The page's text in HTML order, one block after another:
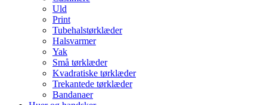
Uld
Print
Tubehalstørklæder
Halsvarmer
Yak
Små tørklæder
Kvadratiske tørklæder
Trekantede tørklæder
Bandanaer